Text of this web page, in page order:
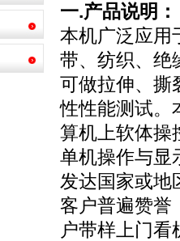
一.产品说明：
本机广泛应用
带、纺织、绝
可做拉伸、撕
性性能测试。
算机上软体操
单机操作与显
发达国家或地
客户普遍赞誉
户带样上门看